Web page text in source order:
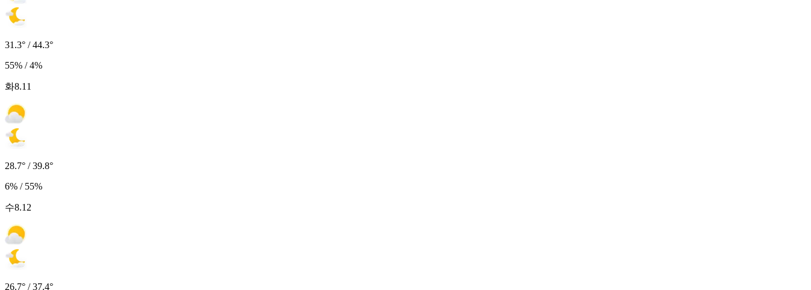
31.3° / 44.3°
55% / 4%
화8.11
28.7° / 39.8°
6% / 55%
수8.12
26.7° / 37.4°